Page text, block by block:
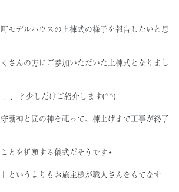
モデルハウスの上棟式の様子を報告したいと思
さんの方にご参加いただいた上棟式となりまし
．．？少しだけご紹介します(^^)
護神と匠の神を祀って、棟上げまで工事が終了
とを祈願する儀式だそうです⋆
というよりもお施主様が職人さんをもてなす